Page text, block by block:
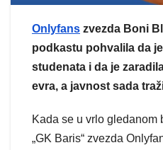
Onlyfans zvezda Boni
podkastu pohvalila da
studenata i da je
evra, a javnost sada
Kada se u vrlo gledanom
„GK Baris“ zvezda